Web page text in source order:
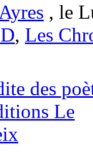
, le
, Les